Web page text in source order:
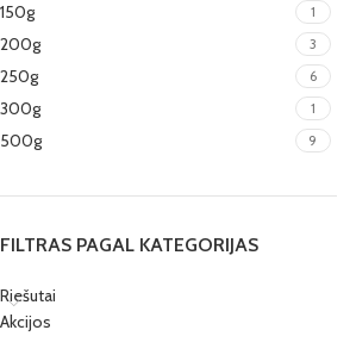
150g 1
200g 3
250g 6
300g 1
500g 9
FILTRAS PAGAL KATEGORIJAS
Riešutai
Akcijos